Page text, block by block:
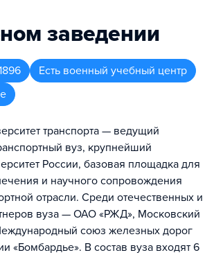
заведении
Есть военный учебный центр
транспорта — ведущий
вуз, крупнейший
России, базовая площадка для
и научного сопровождения
отрасли. Среди отечественных и
вуза — ОАО «РЖД», Московский
союз железных дорог
«Бомбардье». В состав вуза входят 6